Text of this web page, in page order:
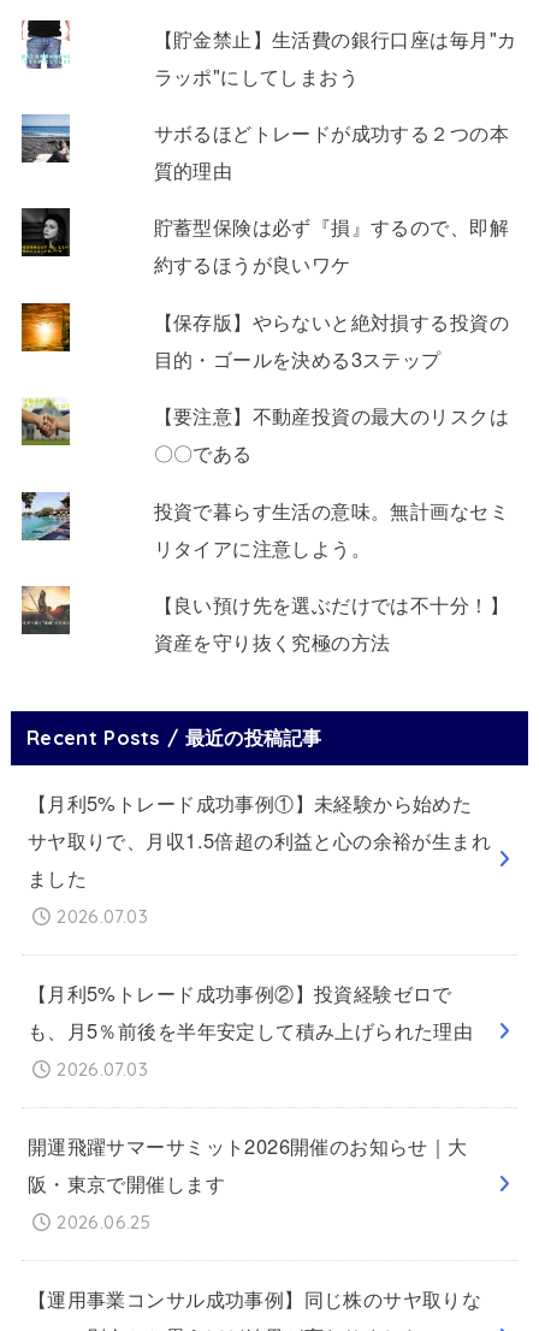
【貯金禁止】生活費の銀行口座は毎月"カ
ラッポ"にしてしまおう
サボるほどトレードが成功する２つの本
質的理由
貯蓄型保険は必ず『損』するので、即解
約するほうが良いワケ
【保存版】やらないと絶対損する投資の
目的・ゴールを決める3ステップ
【要注意】不動産投資の最大のリスクは
〇〇である
投資で暮らす生活の意味。無計画なセミ
リタイアに注意しよう。
【良い預け先を選ぶだけでは不十分！】
資産を守り抜く究極の方法
Recent Posts / 最近の投稿記事
【月利5%トレード成功事例①】未経験から始めた
サヤ取りで、月収1.5倍超の利益と心の余裕が生まれ
ました
2026.07.03
【月利5%トレード成功事例②】投資経験ゼロで
も、月5％前後を半年安定して積み上げられた理由
2026.07.03
開運飛躍サマーサミット2026開催のお知らせ｜大
阪・東京で開催します
2026.06.25
【運用事業コンサル成功事例】同じ株のサヤ取りな